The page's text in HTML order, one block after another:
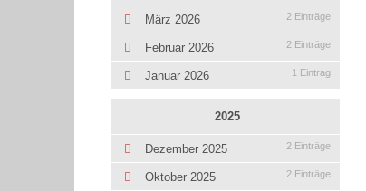
März 2026 2 Einträge
Februar 2026 2 Einträge
Januar 2026 1 Eintrag
2025
Dezember 2025 2 Einträge
Oktober 2025 2 Einträge